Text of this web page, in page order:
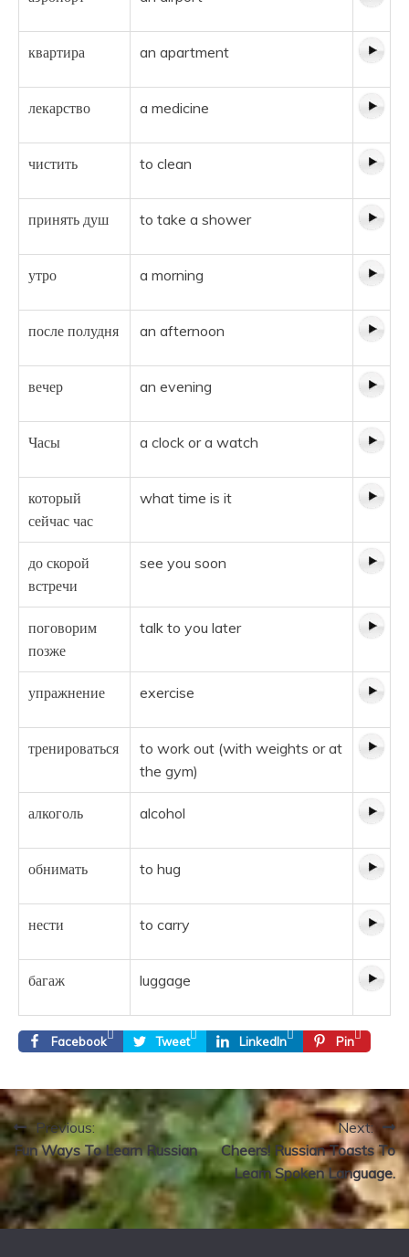
квартира an apartment
лекарство a medicine
чистить to clean
принять душ to take a shower
утро a morning
после полудня an afternoon
вечер an evening
Часы a clock or a watch
который
сейчас час
what time is it
до скорой
встречи
see you soon
поговорим
позже
talk to you later
упражнение exercise
тренироваться
to work out (with weights or at
the gym)
алкоголь alcohol
обнимать to hug
нести to carry
багаж luggage
Facebook Tweet LinkedIn Pin
Post
navigation
Previous:
Fun Ways To Learn Russian
Next:
Cheers! Russian Toasts To
Learn Spoken Language.